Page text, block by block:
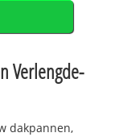
Verlengde-
dakpannen,